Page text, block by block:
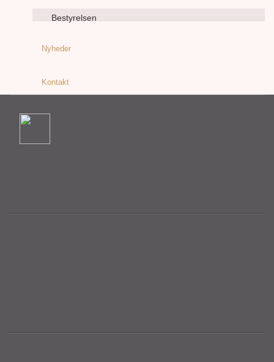
Bestyrelsen
Nyheder
Kontakt